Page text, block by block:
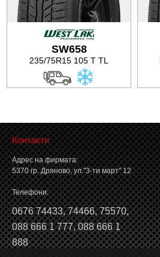
SW658
235/75R15 105 T TL
Контакти
Адрес на фирмата:
5370 гр. Дряново, ул."3-ти март" 12
Телефони:
0676 74433,74466,75570,
088 666 1 777,088 666 1
888